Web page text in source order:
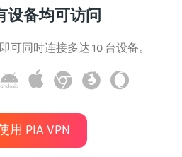
设备均可访问
同时连接多达 10 台设备。
用 PIA VPN